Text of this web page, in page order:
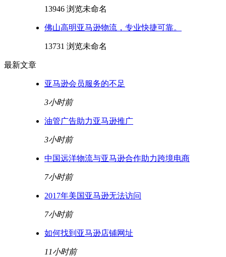
13946 浏览未命名
佛山高明亚马逊物流，专业快捷可靠。
13731 浏览未命名
最新文章
亚马逊会员服务的不足
3小时前
油管广告助力亚马逊推广
3小时前
中国远洋物流与亚马逊合作助力跨境电商
7小时前
2017年美国亚马逊无法访问
7小时前
如何找到亚马逊店铺网址
11小时前